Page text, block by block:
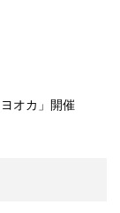
オカ」開催